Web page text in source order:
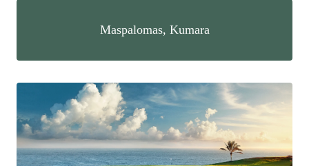
Maspalomas, Kumara